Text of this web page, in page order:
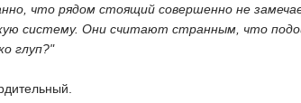
что рядом стоящий совершенно не
систему. Они считают странным, что
глуп?"